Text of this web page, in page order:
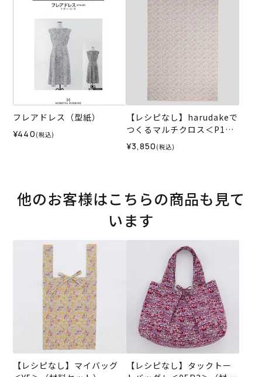
フレアドレス（型紙）
¥440 (税込)
【レシピなし】harudakeで
つくるマルチクロス＜P1＞
（材料セット）
¥3,850 (税込)
他のお客様はこちらの商品も見て
います
【レシピなし】マイバッグ
【レシピなし】タックトー